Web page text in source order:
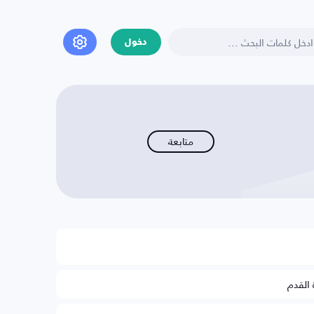
دخول
متابعة
القدم